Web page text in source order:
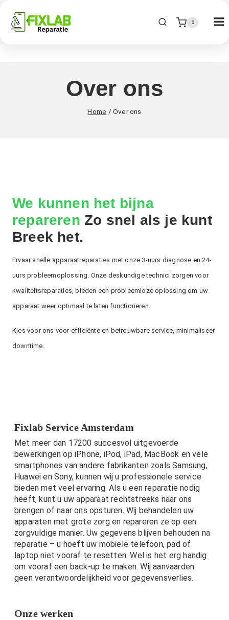
0
Over ons
Home / Over ons
We kunnen het bijna
repareren Zo snel als je kunt
Breek het.
Ervaar snelle apparaatreparaties met onze 3-uurs diagnose en 24-
uurs probleemoplossing. Onze deskundige technici zorgen voor
kwaliteitsreparaties, bieden een probleemloze oplossing om uw
apparaat weer optimaal te laten functioneren.
Kies voor ons voor efficiënte en betrouwbare service, minimaliseer
downtime.
Fixlab Service Amsterdam
Met meer dan 17200 succesvol uitgevoerde
bewerkingen op iPhone, iPod, iPad, MacBook en vele
smartphones van andere fabrikanten zoals Samsung,
Huawei en Sony, kunnen wij u professionele service
bieden met veel ervaring. Als u een reparatie nodig
heeft, kunt u uw apparaat rechtstreeks naar ons
brengen of naar ons opsturen. Wij behandelen uw
apparaten met grote zorg en repareren ze op een
zorgvuldige manier. Uw gegevens blijven behouden na
reparatie – u hoeft uw mobiele telefoon, pad of
laptop niet vooraf te resetten. Wel is het erg handig
om vooraf een back-up te maken. Wij aanvaarden
geen verantwoordelijkheid voor gegevensverlies.
Onze werken